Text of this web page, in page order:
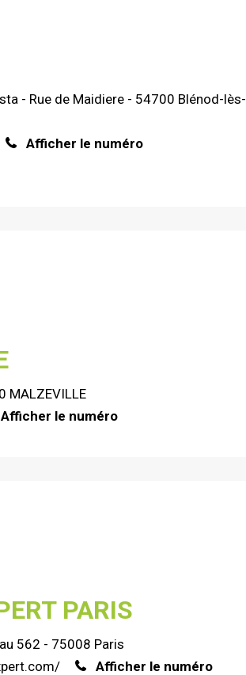
- Rue de Maidiere - 54700 Blénod-lès-
Afficher le numéro
MALZEVILLE
Afficher le numéro
PARIS
562 - 75008 Paris
Afficher le numéro